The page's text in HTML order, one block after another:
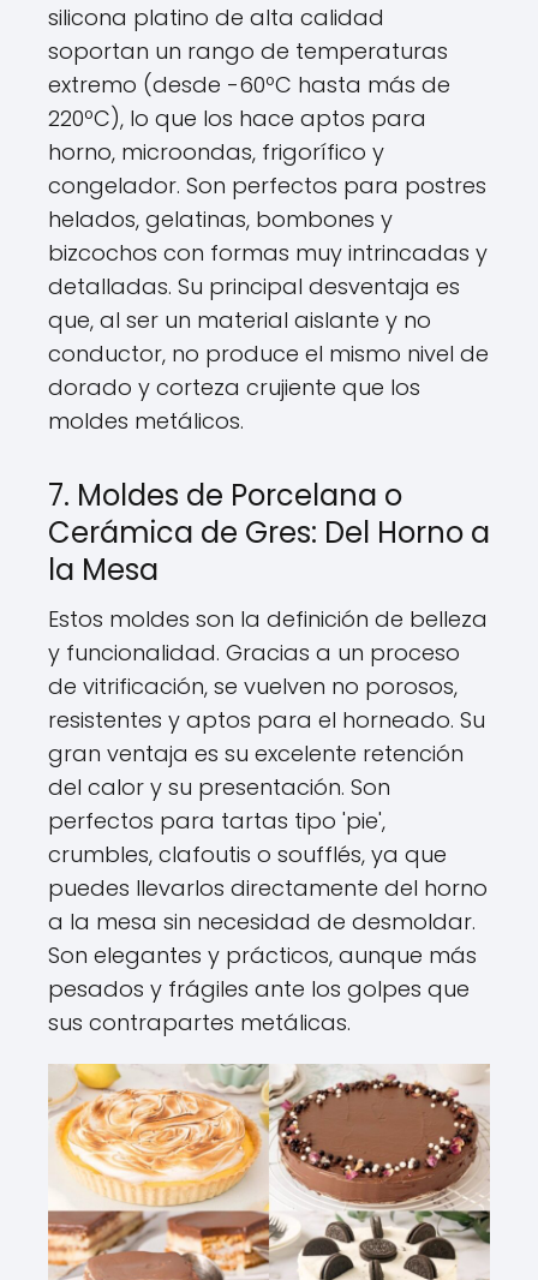
silicona platino de alta calidad
soportan un rango de temperaturas
extremo (desde -60ºC hasta más de
220ºC), lo que los hace aptos para
horno, microondas, frigorífico y
congelador. Son perfectos para postres
helados, gelatinas, bombones y
bizcochos con formas muy intrincadas y
detalladas. Su principal desventaja es
que, al ser un material aislante y no
conductor, no produce el mismo nivel de
dorado y corteza crujiente que los
moldes metálicos.
7. Moldes de Porcelana o
Cerámica de Gres: Del Horno a
la Mesa
Estos moldes son la definición de belleza
y funcionalidad. Gracias a un proceso
de vitrificación, se vuelven no porosos,
resistentes y aptos para el horneado. Su
gran ventaja es su excelente retención
del calor y su presentación. Son
perfectos para tartas tipo 'pie',
crumbles, clafoutis o soufflés, ya que
puedes llevarlos directamente del horno
a la mesa sin necesidad de desmoldar.
Son elegantes y prácticos, aunque más
pesados y frágiles ante los golpes que
sus contrapartes metálicas.